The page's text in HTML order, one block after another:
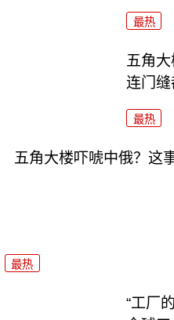
最热
五角
连门
最热
五角大楼吓唬中俄？这
最热
“工厂